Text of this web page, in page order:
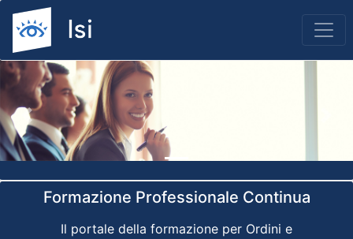
Previous
Formazione Professionale Continua
Il portale della formazione per Ordini e